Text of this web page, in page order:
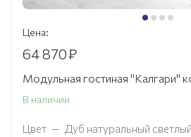
Цена:
64 870₽
Модульная гостиная "Калгари"
В наличии
Цвет — Дуб натуральный